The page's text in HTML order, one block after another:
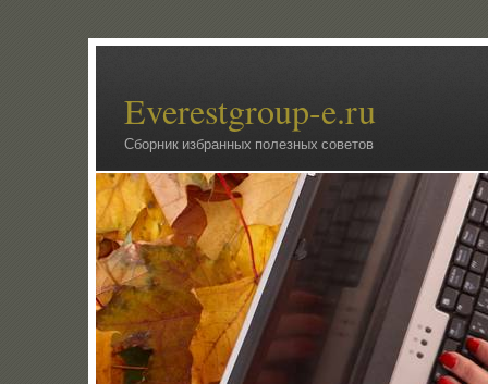
Everestgroup-e.ru
Сборник избранных полезных советов